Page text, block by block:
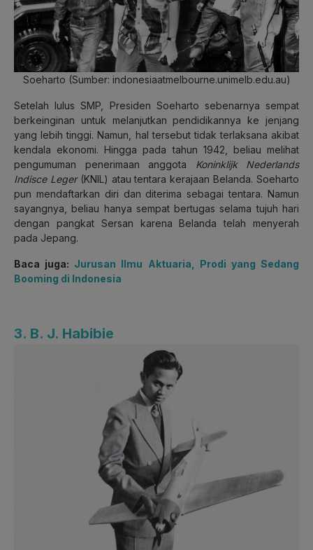
Soeharto (Sumber: indonesiaatmelbourne.unimelb.edu.au)
Setelah lulus SMP, Presiden Soeharto sebenarnya sempat
berkeinginan untuk melanjutkan pendidikannya ke jenjang
yang lebih tinggi. Namun, hal tersebut tidak terlaksana akibat
kendala ekonomi. Hingga pada tahun 1942, beliau melihat
pengumuman penerimaan anggota Koninklijk Nederlands
Indisce Leger(KNIL) atau tentara kerajaan Belanda. Soeharto
pun mendaftarkan diri dan diterima sebagai tentara. Namun
sayangnya, beliau hanya sempat bertugas selama tujuh hari
dengan pangkat Sersan karena Belanda telah menyerah
pada Jepang.
Baca juga: Jurusan Ilmu Aktuaria, Prodi yang Sedang
Booming di Indonesia
3. B. J. Habibie